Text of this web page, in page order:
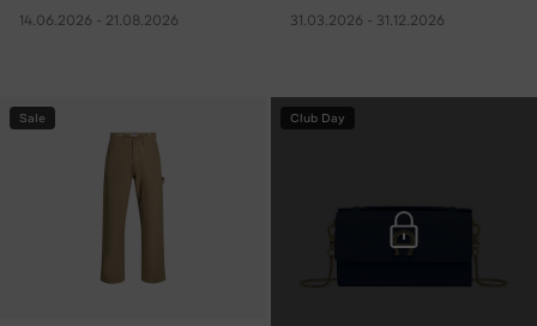
14.06.2026 - 21.08.2026
31.03.2026 - 31.12.2026
Sale Club Day